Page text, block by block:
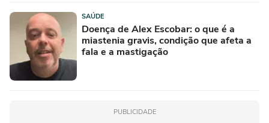
SAÚDE
Doença de Alex Escobar: o que é a
miastenia gravis, condição que afeta a
fala e a mastigação
PUBLICIDADE